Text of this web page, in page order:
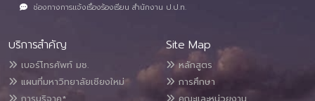
ช่องทางการแจ้งเรื่องร้องเรียน สำนักงาน ป.ป.ท.
บริการสำคัญ
เบอร์โทรศัพท์ มช.
แผนที่มหาวิทยาลัยเชียงใหม่
Site Map
หลักสูตร
การศึกษา